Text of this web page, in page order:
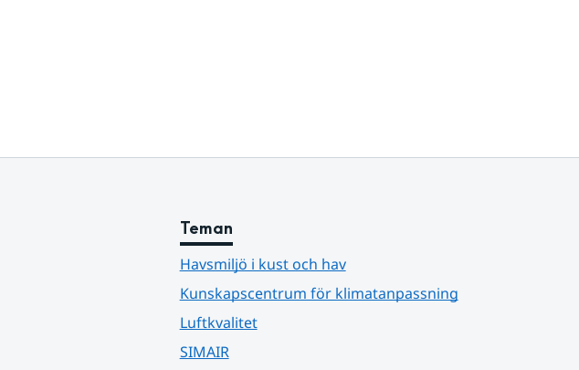
Teman
Havsmiljö i kust och hav
Kunskapscentrum för klimatanpassning
Luftkvalitet
SIMAIR